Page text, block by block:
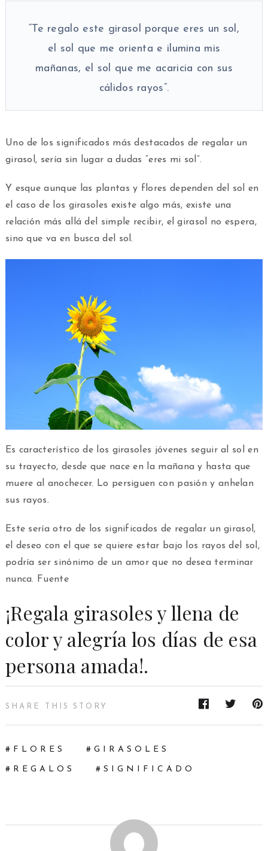
“Te regalo este girasol porque eres un sol,
el sol que me orienta e ilumina mis
mañanas, el sol que me acaricia con sus
cálidos rayos”.
Uno de los significados más destacados de regalar un
girasol, sería sin lugar a dudas “eres mi sol”.
Y esque aunque las plantas y flores dependen del sol en
el caso de los girasoles existe algo más, existe una
relación más allá del simple recibir, el girasol no espera,
sino que va en busca del sol.
Es característico de los girasoles jóvenes seguir al sol en
su trayecto, desde que nace en la mañana y hasta que
muere al anochecer. Lo persiguen con pasión y anhelan
sus rayos.
Este sería otro de los significados de regalar un girasol,
el deseo con el que se quiere estar bajo los rayos del sol,
podría ser sinónimo de un amor que no desea terminar
nunca. Fuente
¡Regala girasoles y llena de
color y alegría los días de esa
persona amada!.
SHARE THIS STORY
FLORES GIRASOLES
REGALOS SIGNIFICADO